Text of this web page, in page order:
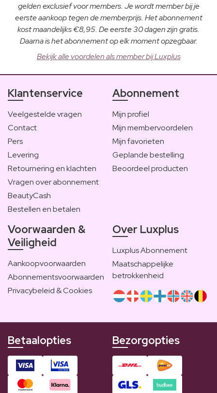
gelden exclusief voor members. Je wordt member bij je
eerste aankoop tegen de memberprijs. Het abonnement
kost maandelijks €8,95. De eerste 30 dagen zijn gratis.
Daarna is het abonnement op elk moment opzegbaar.
Bekijk alle voordelen als member bij Luxplus
Klantenservice
Veelgestelde vragen
Contact
Pers
Levering
Retournering en klachten
Vragen over abonnement
BeautyCash
Bestellen en betalen
Abonnement
Mijn profiel
Mijn membervoordelen
Mijn favorieten
Geplande bestelling
Beoordeel producten
Voorwaarden &
Veiligheid
Aankoopvoorwaarden
Abonnementsvoorwaarden
Privacybeleid & Cookies
Over Luxplus
Luxplus Abonnement
Maatschappelijke
betrokkenheid
Betaalopties Bezorgopties